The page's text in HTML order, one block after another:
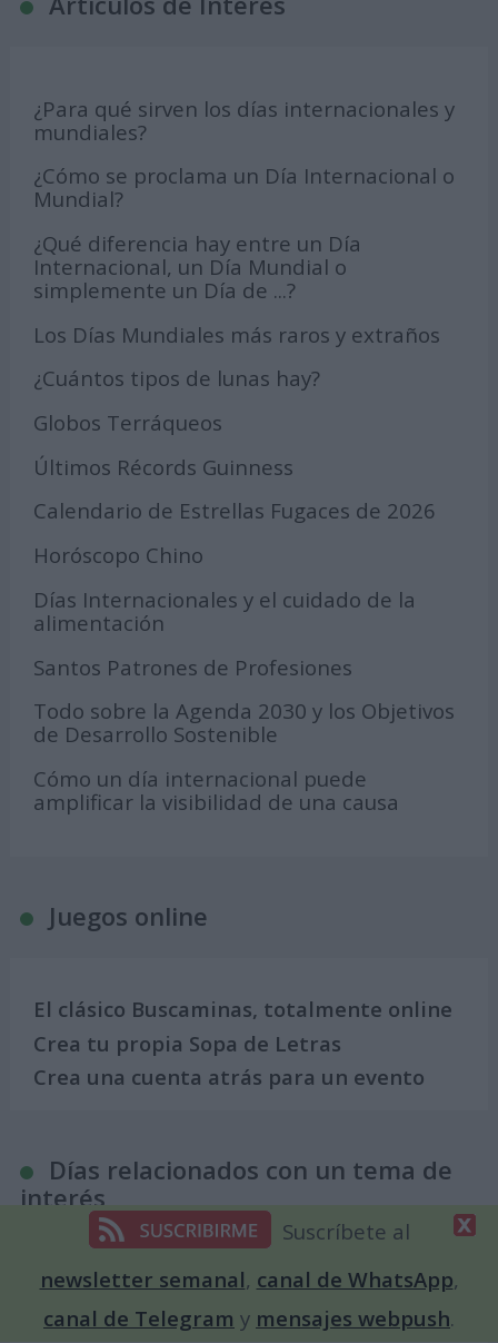
¿Para qué sirven los días internacionales y
mundiales?
¿Cómo se proclama un Día Internacional o
Mundial?
¿Qué diferencia hay entre un Día
Internacional, un Día Mundial o
simplemente un Día de ...?
Los Días Mundiales más raros y extraños
¿Cuántos tipos de lunas hay?
Globos Terráqueos
Últimos Récords Guinness
Calendario de Estrellas Fugaces de 2026
Horóscopo Chino
Días Internacionales y el cuidado de la
alimentación
Santos Patrones de Profesiones
Todo sobre la Agenda 2030 y los Objetivos
de Desarrollo Sostenible
Cómo un día internacional puede
amplificar la visibilidad de una causa
Juegos online
El clásico Buscaminas, totalmente online
Crea tu propia Sopa de Letras
Crea una cuenta atrás para un evento
Días relacionados con un tema de
interés
internacionales y mundiales del amor
Suscríbete al
newsletter semanal, canal de WhatsApp,
canal de Telegram y mensajes webpush.